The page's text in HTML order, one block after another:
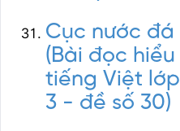
Cục nước đá
(Bài đọc hiểu
tiếng Việt lớp
3 - đề số 30)